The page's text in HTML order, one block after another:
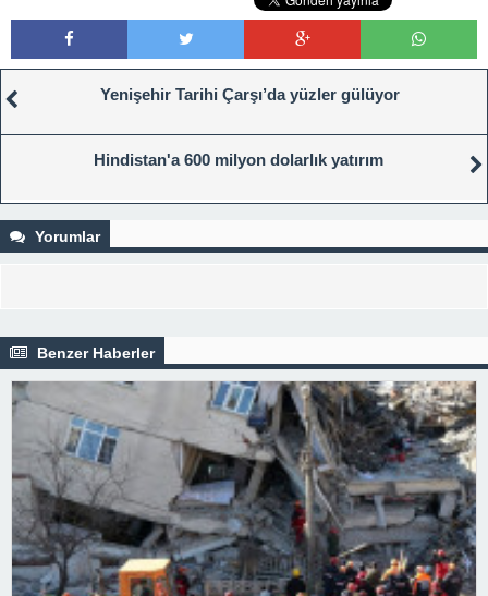
Yenişehir Tarihi Çarşı’da yüzler gülüyor
Hindistan'a 600 milyon dolarlık yatırım
Yorumlar
Benzer Haberler